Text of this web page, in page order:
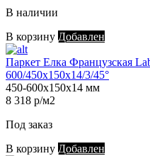
В наличии
В корзину Добавлен
Паркет Елка Французская
600/450х150х14/3/45°
450-600х150х14 мм
8 318 р/м2
Под заказ
В корзину Добавлен